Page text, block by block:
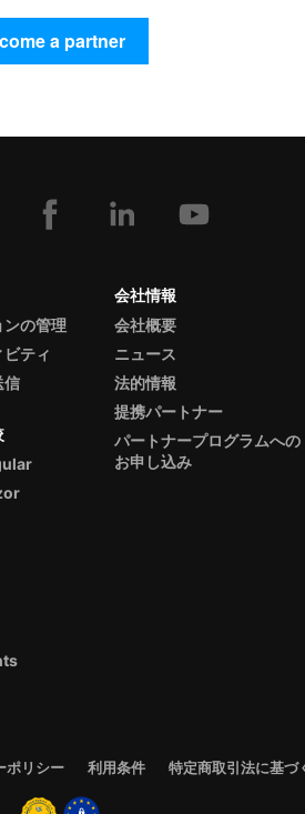
a partner
ンの管理
ティ
信
会社情報
会社概要
ニュース
法的情報
提携パートナー
パートナープログラムへの
お申し込み
ポリシー 利用条件 特定商取引法に基づ